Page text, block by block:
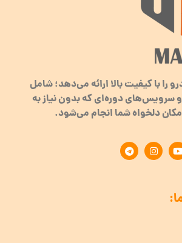
با کیفیت بالا ارائه می‌دهد؛ شامل
سرویس‌های دوره‌ای که بدون نیاز به
دلخواه شما انجام می‌شود.